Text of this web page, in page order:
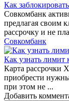
Как
Совкомбанк
предлагая своим
рассрочку и не
Совкомбанк
Как узнать лимит
Карта рассрочки
приобрести
при этом не ...
Добавить